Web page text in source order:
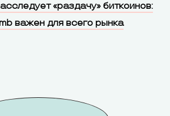
«раздачу» биткоинов:
важен для всего рынка